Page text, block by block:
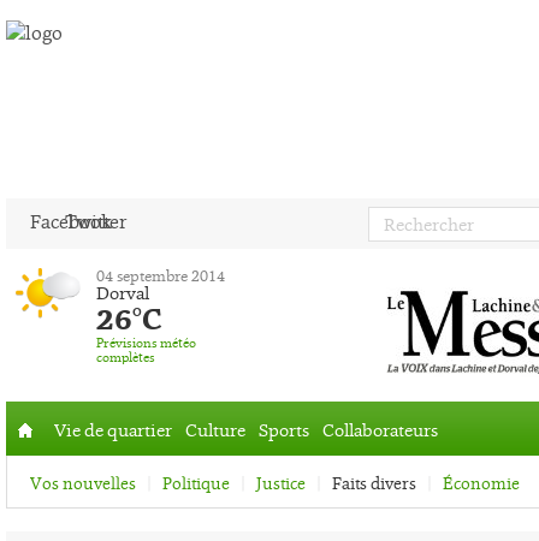
Facebook
Twitter
04 septembre 2014
Dorval
26°C
Prévisions météo
complètes
Accueil
Vie de quartier Culture Sports Collaborateurs
Vos nouvelles Politique Justice Faits divers Économie